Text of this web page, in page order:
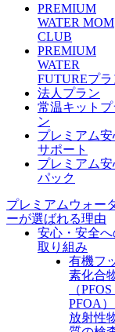
PREMIUM
WATER MOM
CLUB
PREMIUM
WATER
FUTUREプラ
法人プラン
常温キットプ
ン
プレミアム安
サポート
プレミアム安
パック
プレミアムウォー
ーが選ばれる理由
安心・安全へ
取り組み
有機フ
素化合
（
PFOA
放射性